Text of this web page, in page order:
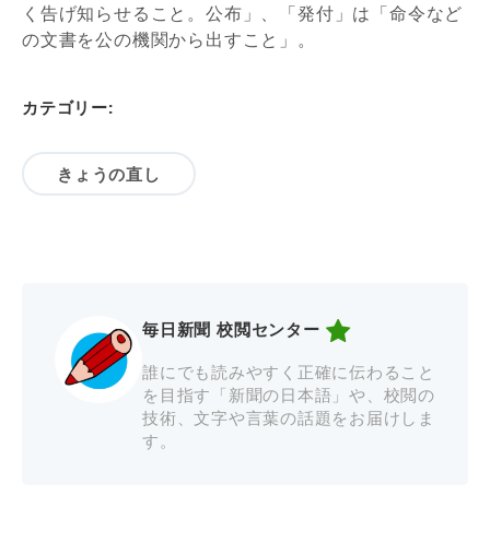
く告げ知らせること。公布」、「発付」は「命令など
の文書を公の機関から出すこと」。
カテゴリー:
きょうの直し
毎日新聞 校閲センター
誰にでも読みやすく正確に伝わること
を目指す「新聞の日本語」や、校閲の
技術、文字や言葉の話題をお届けしま
す。